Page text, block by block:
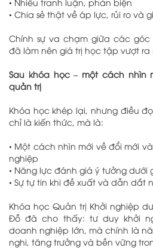
• Chia sẻ thật về áp lực, rủi ro và
Chính sự va chạm giữa các
đã làm nên giá trị học tập vượt ra
Sau khóa học – một cách nhìn
quản trị
Khóa học khép lại, nhưng điều
chỉ là kiến thức, mà là:
• Một cách nhìn mới về đổi mới
nghiệp
• Năng lực đánh giá ý tưởng dưới
• Sự tự tin khi đề xuất và dẫn dắt
Khóa học Quản trị Khởi nghiệp
Đỗ đã cho thấy: tư duy khởi
doanh nghiệp lớn, mà chính là
nghi, tăng trưởng và bền vững